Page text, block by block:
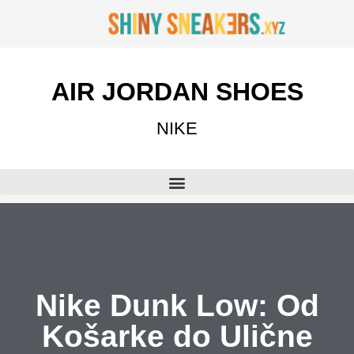
AIR JORDAN SHOES
NIKE
Nike Dunk Low: Od
Košarke do Ulične